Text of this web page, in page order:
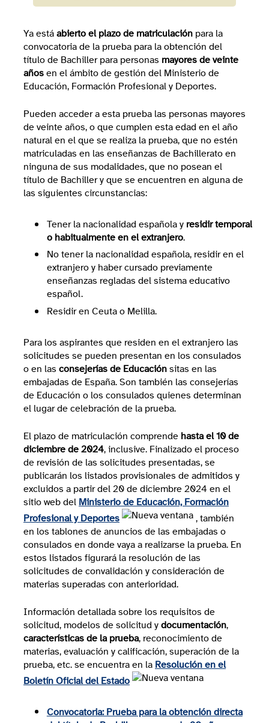
Ya está abierto el plazo de matriculación para la
convocatoria de la prueba para la obtención del
título de Bachiller para personas mayores de veinte
años en el ámbito de gestión del Ministerio de
Educación, Formación Profesional y Deportes.
Pueden acceder a esta prueba las personas mayores
de veinte años, o que cumplen esta edad en el año
natural en el que se realiza la prueba, que no estén
matriculadas en las enseñanzas de Bachillerato en
ninguna de sus modalidades, que no posean el
título de Bachiller y que se encuentren en alguna de
las siguientes circunstancias:
Tener la nacionalidad española y residir temporal
o habitualmente en el extranjero.
No tener la nacionalidad española, residir en el
extranjero y haber cursado previamente
enseñanzas regladas del sistema educativo
español.
Residir en Ceuta o Melilla.
Para los aspirantes que residen en el extranjero las
solicitudes se pueden presentan en los consulados
o en las consejerías de Educación sitas en las
embajadas de España. Son también las consejerías
de Educación o los consulados quienes determinan
el lugar de celebración de la prueba.
El plazo de matriculación comprende hasta el 10 de
diciembre de 2024, inclusive. Finalizado el proceso
de revisión de las solicitudes presentadas, se
publicarán los listados provisionales de admitidos y
excluidos a partir del 20 de diciembre 2024 en el
sitio web del Ministerio de Educación, Formación
Profesional y Deportes
, también
en los tablones de anuncios de las embajadas o
consulados en donde vaya a realizarse la prueba. En
estos listados figurará la resolución de las
solicitudes de convalidación y consideración de
materias superadas con anterioridad.
Información detallada sobre los requisitos de
solicitud, modelos de solicitud y documentación,
características de la prueba, reconocimiento de
materias, evaluación y calificación, superación de la
prueba, etc. se encuentra en la Resolución en el
Boletín Oficial del Estado
Convocatoria: Prueba para la obtención directa